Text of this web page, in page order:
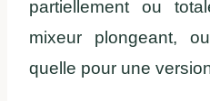
partiellement ou
mixeur plongeant,
quelle pour une